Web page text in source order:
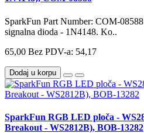
SparkFun Part Number: COM-
signalna dioda - 1N4148. Ko..
65,00 Bez PDV-a: 54,17
Dodaj u korpu
SparkFun RGB LED ploča -
Breakout - WS2812B), BOB-13282